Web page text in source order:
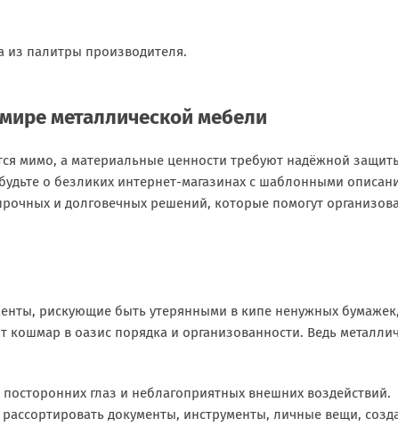
из палитры производителя.
металлической мебели
мимо, а материальные ценности требуют надёжной
о безликих интернет-магазинах с шаблонными
и долговечных решений, которые помогут
рискующие быть утерянными в кипе ненужных
в оазис порядка и организованности. Ведь
глаз и неблагоприятных внешних воздействий.
документы, инструменты, личные вещи,